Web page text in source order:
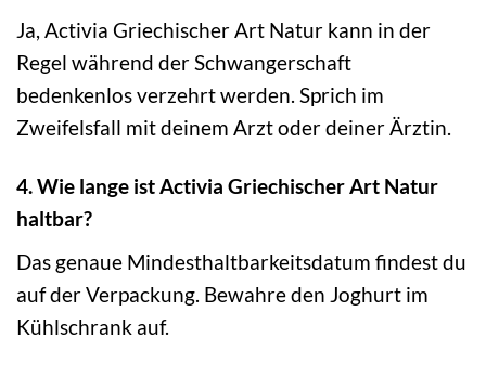
Ja, Activia Griechischer Art Natur kann in der
Regel während der Schwangerschaft
bedenkenlos verzehrt werden. Sprich im
Zweifelsfall mit deinem Arzt oder deiner Ärztin.
4. Wie lange ist Activia Griechischer Art Natur
haltbar?
Das genaue Mindesthaltbarkeitsdatum findest du
auf der Verpackung. Bewahre den Joghurt im
Kühlschrank auf.